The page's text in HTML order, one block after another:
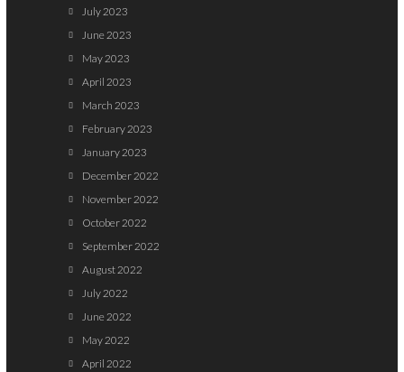
July 2023
June 2023
May 2023
April 2023
March 2023
February 2023
January 2023
December 2022
November 2022
October 2022
September 2022
August 2022
July 2022
June 2022
May 2022
April 2022